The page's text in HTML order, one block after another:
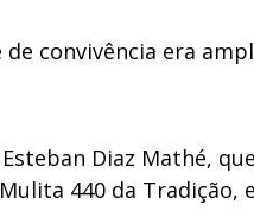
convivência era
Diaz Mathé,
440 da Tradição,